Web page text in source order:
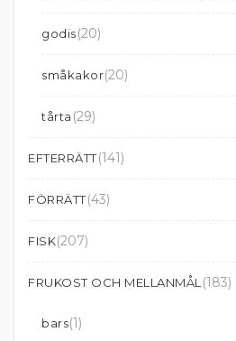
godis(20)
småkakor(20)
tårta (29)
EFTERRÄTT(141)
FÖRRÄTT(43)
FISK(207)
FRUKOST OCH MELLANMÅL (183)
bars(1)